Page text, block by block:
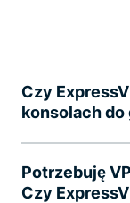
Czy
konsolach do
Potrzebuję
Czy